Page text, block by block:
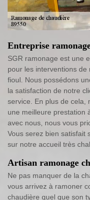
Entreprise
SGR ramonage est une
pour les interventions
fioul. Nous possédons
la satisfaction de notre
service. En plus de cela,
une meilleure prestation
avec nous, nous vous
Vous serez bien satisfait
sur notre accueil très
Artisan ramonage
Ne pas manquer de la
vous arrivez à ramoner
chaudière quel que son